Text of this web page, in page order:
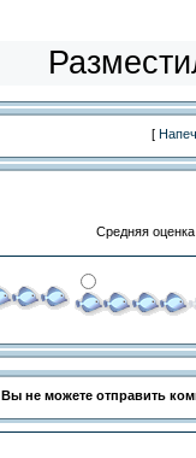
[
Средняя
Вы не можете отправить